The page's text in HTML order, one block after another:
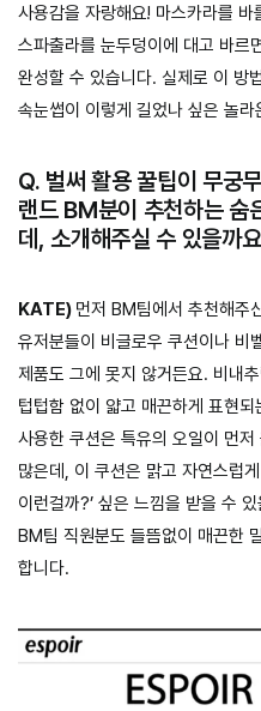
사용감을 자랑해요! 마스카라를
스파출라를 눈두덩이에 대고 바르
완성할 수 있습니다. 실제로 이 방
속눈썹이 이렇게 길었나 싶은 놀
Q. 벌써 활용 꿀팁이 무궁
랜드 BM분이 추천하는 숨
데, 소개해주실 수 있을까
KATE) 먼저 BM팀에서 추천해주
유저분들이 비글로우 쿠션이나 비
제품도 그에 못지 않거든요. 비내
텁텁함 없이 얇고 매끈하게 표현
사용한 쿠션은 특유의 오일이 먼
많은데, 이 쿠션은 맑고 자연스럽
이런걸까?’ 싶은 느낌을 받을 수
BM팀 직원분도 들뜸없이 매끈한
합니다.